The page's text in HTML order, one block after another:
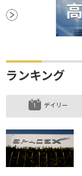
ランキング
デイリー